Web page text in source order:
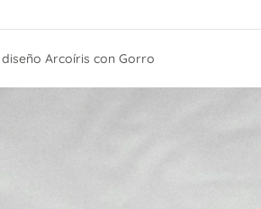
Arcoíris con Gorro